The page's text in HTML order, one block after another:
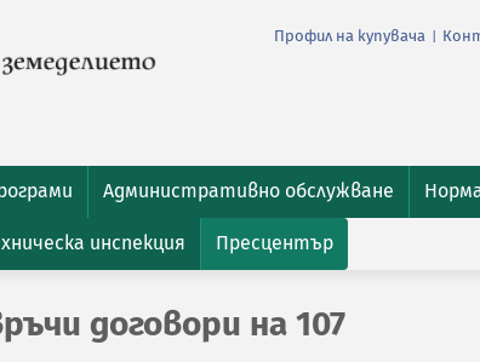
Профил на купувача
Административно обслужване
инспекция Пресцентър
договори на 107